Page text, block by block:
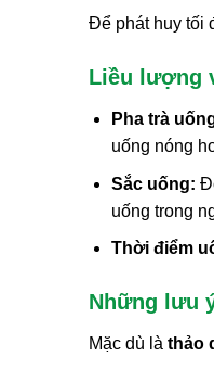
Để phát huy tối
Liều lượng
Pha trà
uống nóng
Sắc uống:
uống trong
Thời điểm
Những lưu
Mặc dù là thảo